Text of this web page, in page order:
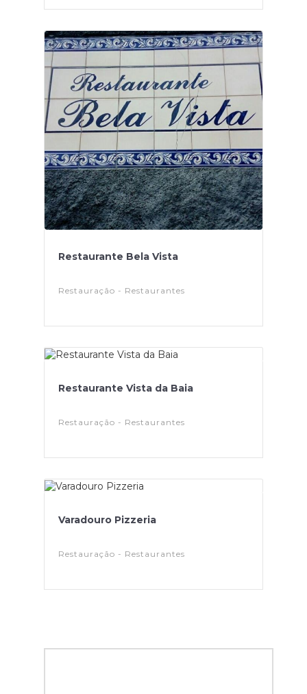
Restaurante Bela Vista
Restauração - Restaurantes
Restaurante Vista da Baia
Restauração - Restaurantes
Varadouro Pizzeria
Restauração - Restaurantes